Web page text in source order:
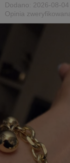
Dodano: 2026-08-04
Opinia